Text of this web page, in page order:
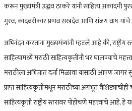
करून मुख्यमंत्री उद्धव ठाकरे यांनी साहित्य अकादमी
गुरव, कादंबरीकार प्रणव सखदेव आणि संजय वाघ
अभिनंदन करताना मुख्यमंत्र्यांनी म्हटले आहे की, राष्ट्रीय
साहित्यामध्ये मराठी साहित्यकृतींनी भर घालण्याचे
मराठीला अभिजात दर्जा मिळावा यासाठी आपण
प्राप्त साहित्यकृतींमधून मराठीच्या अंगभूत वैशिष्ट्यांचीही
साहित्यकृती राष्ट्रीय स्तरावर पोहोचणे महत्त्वाचे